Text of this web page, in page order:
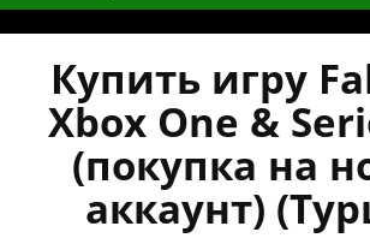
Купить игру
Xbox One &
(покупка на
аккаунт)